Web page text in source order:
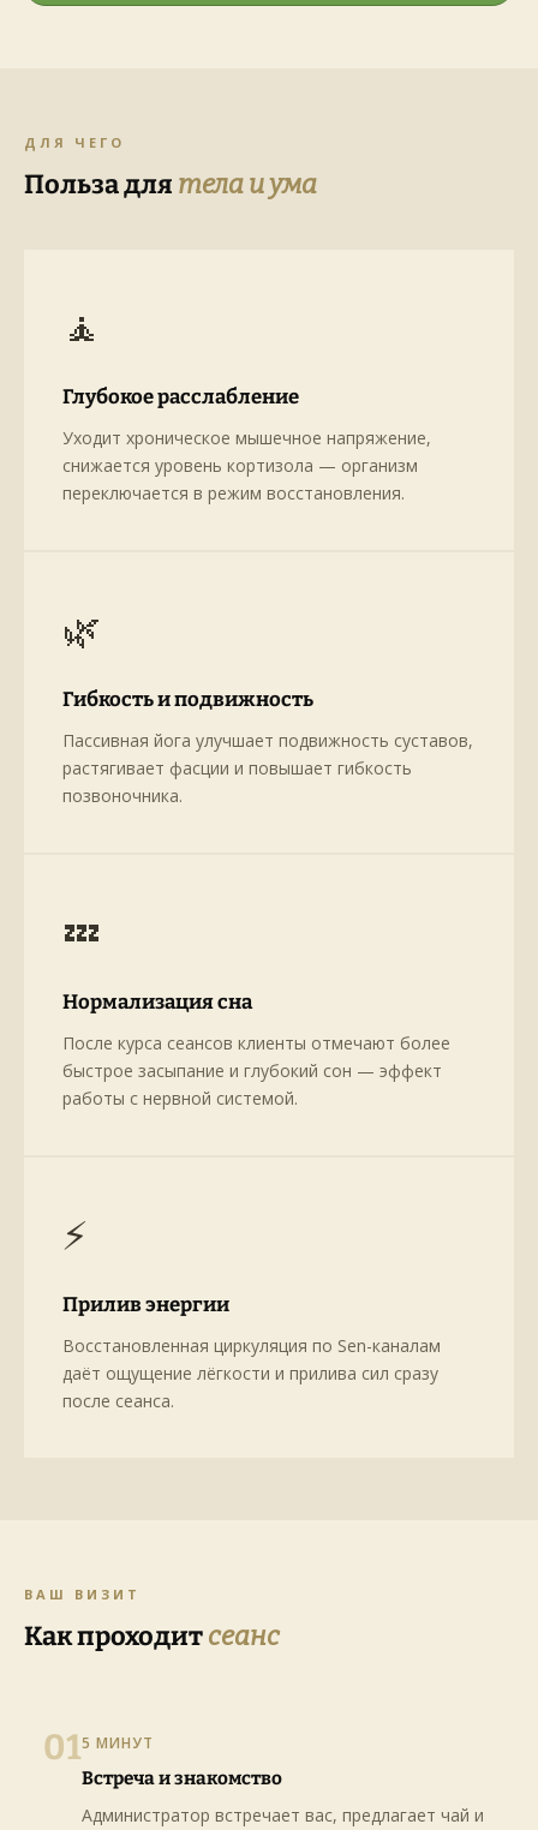
ДЛЯ ЧЕГО
Польза для тела и ума
🧘
Глубокое расслабление
Уходит хроническое мышечное напряжение,
снижается уровень кортизола — организм
переключается в режим восстановления.
🌿
Гибкость и подвижность
Пассивная йога улучшает подвижность суставов,
растягивает фасции и повышает гибкость
позвоночника.
💤
Нормализация сна
После курса сеансов клиенты отмечают более
быстрое засыпание и глубокий сон — эффект
работы с нервной системой.
⚡
Прилив энергии
Восстановленная циркуляция по Sen-каналам
даёт ощущение лёгкости и прилива сил сразу
после сеанса.
ВАШ ВИЗИТ
Как проходитсеанс
015 МИНУТ
Встреча и знакомство
Администратор встречает вас, предлагает чай и